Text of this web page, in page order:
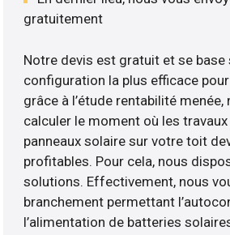
gratuitement
Notre devis est gratuit et se base
configuration la plus efficace
grâce à l’étude rentabilité menée,
calculer le moment où les
panneaux solaire sur votre toit
profitables. Pour cela, nous
solutions. Effectivement, nous
branchement permettant
l’alimentation de batteries